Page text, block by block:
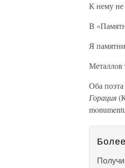
К нему не
В
Я
Оба
Горация
Получи